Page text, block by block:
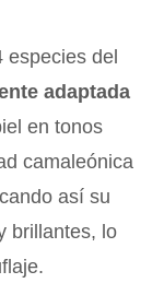
especies del
adaptada
en tonos
camaleónica
así su
brillantes, lo